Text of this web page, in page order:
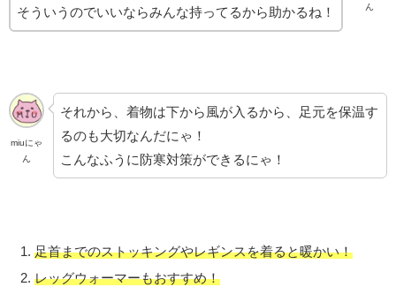
ん
そういうのでいいならみんな持ってるから助かるね！
miuにゃ
ん
それから、着物は下から風が入るから、足元を保温す
るのも大切なんだにゃ！
こんなふうに防寒対策ができるにゃ！
足首までのストッキングやレギンスを着ると暖かい！
レッグウォーマーもおすすめ！